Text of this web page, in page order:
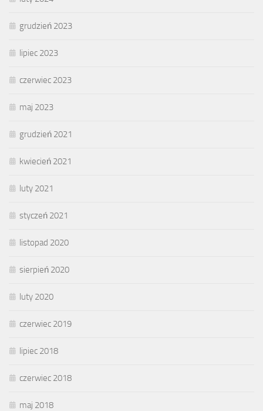
grudzień 2023
lipiec 2023
czerwiec 2023
maj 2023
grudzień 2021
kwiecień 2021
luty 2021
styczeń 2021
listopad 2020
sierpień 2020
luty 2020
czerwiec 2019
lipiec 2018
czerwiec 2018
maj 2018